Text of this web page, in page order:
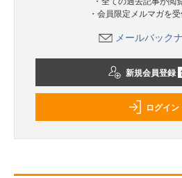
・会員限定メルマガを
メールバック
新規会員登録
ログイン